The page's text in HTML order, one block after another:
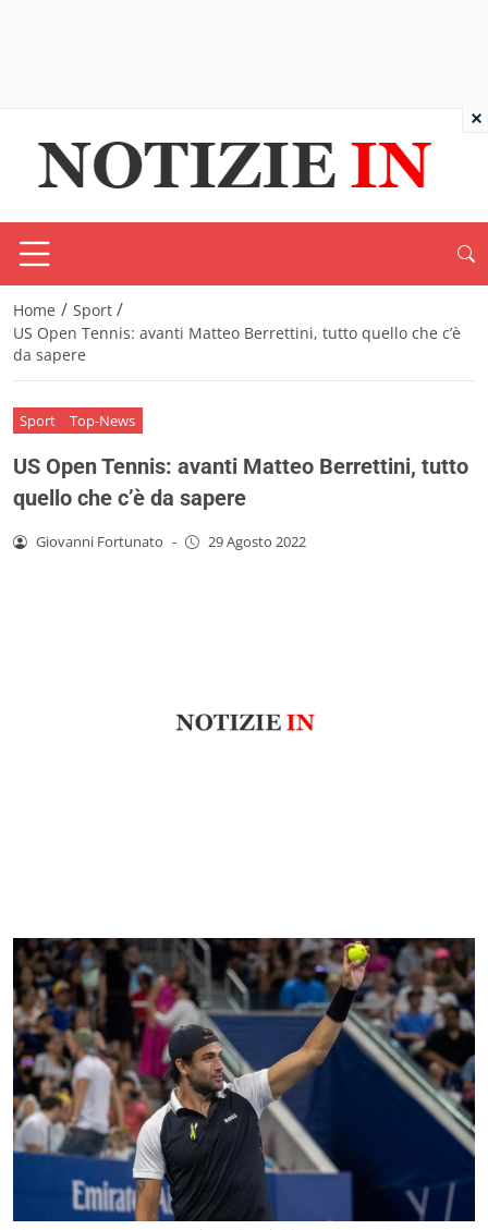
Home / Sport /
US Open Tennis: avanti Matteo Berrettini, tutto quello che c’è
da sapere
Sport Top-News
US Open Tennis: avanti Matteo Berrettini, tutto
quello che c’è da sapere
Giovanni Fortunato - 29 Agosto 2022
×